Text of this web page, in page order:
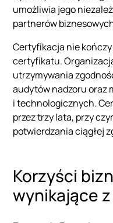
umożliwia jego
partnerów
Certyfikacja nie
certyfikatu.
utrzymywania
audytów nadzoru oraz
i technologicznych.
przez trzy lata, przy
potwierdzania ciągłej
Korzyści
wynikające